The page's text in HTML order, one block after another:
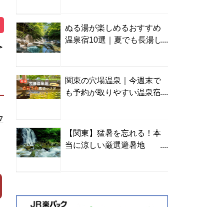
ぬる湯が楽しめるおすすめ
温泉宿10選｜夏でも長湯し
関東の穴場温泉｜今週末で
も予約が取りやすい温泉宿
【関東】猛暑を忘れる！本
当に涼しい厳選避暑地